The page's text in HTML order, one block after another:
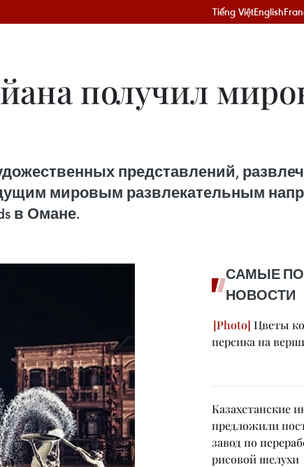
Tiếng ViệtEnglish
получил
представлений,
мировым развлекательным
в Омане.
САМЫЕ
НОВОСТИ
Цветы
персика на
Казахстанские
предложили
завод по
рисовой шелухи